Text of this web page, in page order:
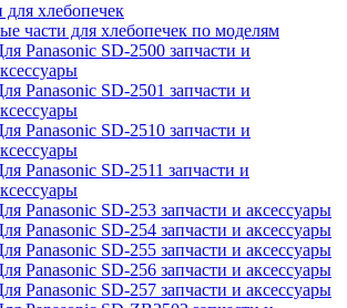
для хлебопечек
части для хлебопечек по моделям
Panasonic SD-2500 запчасти и
Panasonic SD-2501 запчасти и
Panasonic SD-2510 запчасти и
Panasonic SD-2511 запчасти и
Panasonic SD-253 запчасти и аксессуары
Panasonic SD-254 запчасти и аксессуары
Panasonic SD-255 запчасти и аксессуары
Panasonic SD-256 запчасти и аксессуары
Panasonic SD-257 запчасти и аксессуары